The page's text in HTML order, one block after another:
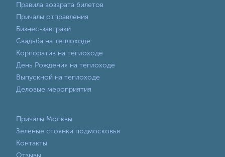
Правила возврата билетов
Причалы отправления
Бизнес-завтраки
Свадьба на теплоходе
Корпоратив на теплоходе
День Рождения на теплоходе
Выпускной на теплоходе
Деловые мероприятия
Причалы Москвы
Зеленые стоянки подмосковья
Контакты